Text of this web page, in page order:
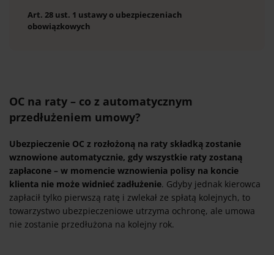
Art. 28 ust. 1 ustawy o ubezpieczeniach
obowiązkowych
OC na raty – co z automatycznym
przedłużeniem umowy?
Ubezpieczenie OC z rozłożoną na raty składką zostanie
wznowione automatycznie, gdy wszystkie raty zostaną
zapłacone – w momencie wznowienia polisy na koncie
klienta nie może widnieć zadłużenie. Gdyby jednak kierowca
zapłacił tylko pierwszą ratę i zwlekał ze spłatą kolejnych, to
towarzystwo ubezpieczeniowe utrzyma ochronę, ale umowa
nie zostanie przedłużona na kolejny rok.